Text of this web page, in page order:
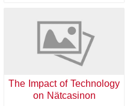
The Impact of Technology
on Nätcasinon